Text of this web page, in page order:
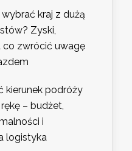
kraj z dużą
Zyski,
co zwrócić uwagę
kierunek podróży
– budżet,
i
logistyka